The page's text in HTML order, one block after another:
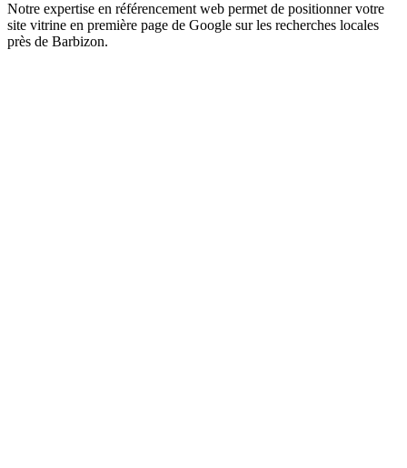
Notre expertise en référencement web permet de positionner votre
site vitrine en première page de Google sur les recherches locales
près de Barbizon.